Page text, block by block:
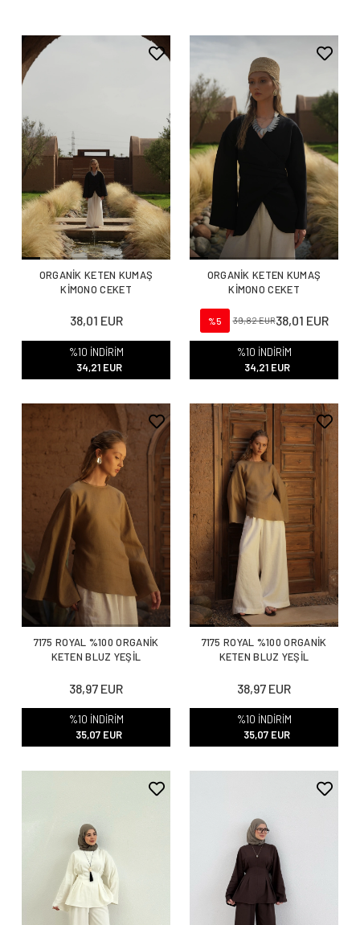
ORGANİK KETEN KUMAŞ
KİMONO CEKET
38,01 EUR
%10 İNDİRİM
34,21 EUR
ORGANİK KETEN KUMAŞ
KİMONO CEKET
%5 39,82 EUR38,01 EUR
%10 İNDİRİM
34,21 EUR
7175 ROYAL %100 ORGANİK
KETEN BLUZ YEŞİL
38,97 EUR
%10 İNDİRİM
35,07 EUR
7175 ROYAL %100 ORGANİK
KETEN BLUZ YEŞİL
38,97 EUR
%10 İNDİRİM
35,07 EUR